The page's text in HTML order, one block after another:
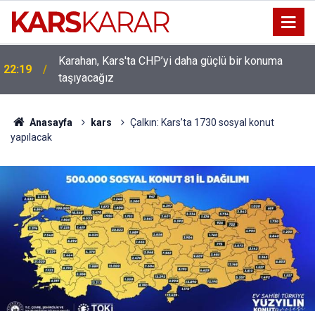
22:19
Karahan, Kars'ta CHP’yi daha güçlü bir konuma
taşıyacağız
Anasayfa kars
Çalkın: Kars’ta 1730 sosyal konut
yapılacak